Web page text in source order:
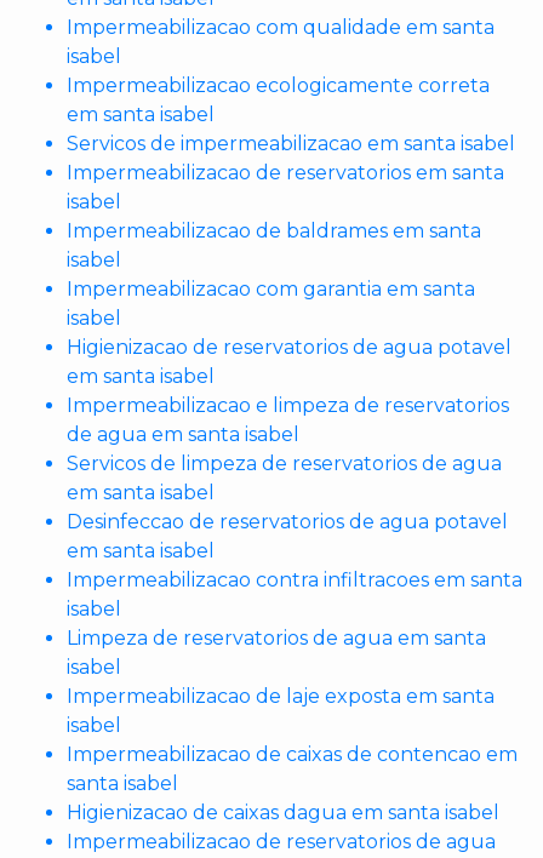
Impermeabilizacao com qualidade em santa
isabel
Impermeabilizacao ecologicamente correta
em santa isabel
Servicos de impermeabilizacao em santa isabel
Impermeabilizacao de reservatorios em santa
isabel
Impermeabilizacao de baldrames em santa
isabel
Impermeabilizacao com garantia em santa
isabel
Higienizacao de reservatorios de agua potavel
em santa isabel
Impermeabilizacao e limpeza de reservatorios
de agua em santa isabel
Servicos de limpeza de reservatorios de agua
em santa isabel
Desinfeccao de reservatorios de agua potavel
em santa isabel
Impermeabilizacao contra infiltracoes em santa
isabel
Limpeza de reservatorios de agua em santa
isabel
Impermeabilizacao de laje exposta em santa
isabel
Impermeabilizacao de caixas de contencao em
santa isabel
Higienizacao de caixas dagua em santa isabel
Impermeabilizacao de reservatorios de agua